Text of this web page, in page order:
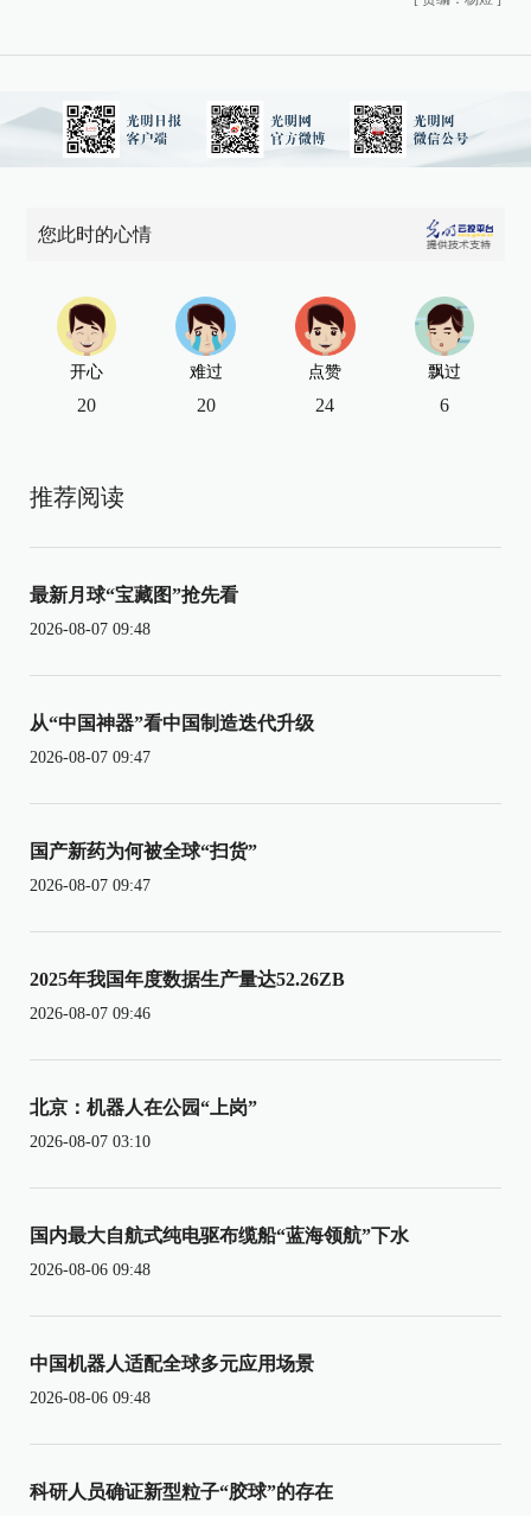
您此时的心情
开心
20
难过
20
点赞
24
飘过
6
推荐阅读
最新月球“宝藏图”抢先看
2026-08-07 09:48
从“中国神器”看中国制造迭代升级
2026-08-07 09:47
国产新药为何被全球“扫货”
2026-08-07 09:47
2025年我国年度数据生产量达52.26ZB
2026-08-07 09:46
北京：机器人在公园“上岗”
2026-08-07 03:10
国内最大自航式纯电驱布缆船“蓝海领航”下水
2026-08-06 09:48
中国机器人适配全球多元应用场景
2026-08-06 09:48
科研人员确证新型粒子“胶球”的存在